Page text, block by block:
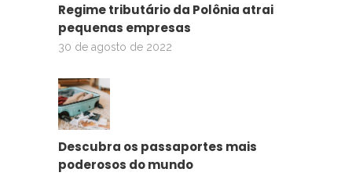
Regime tributário da Polônia atrai
pequenas empresas
30 de agosto de 2022
Descubra os passaportes mais
poderosos do mundo